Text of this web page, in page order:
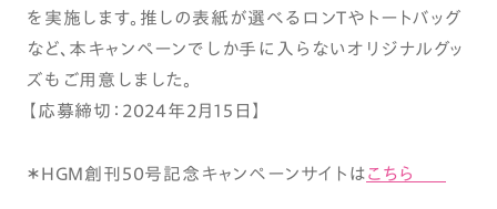
を実施します。推しの表紙が選べるロンTやトートバッグ
など、本キャンペーンでしか手に入らないオリジナルグッ
ズもご用意しました。
【応募締切：2024年2月15日】
＊HGM創刊50号記念キャンペーンサイトはこちら